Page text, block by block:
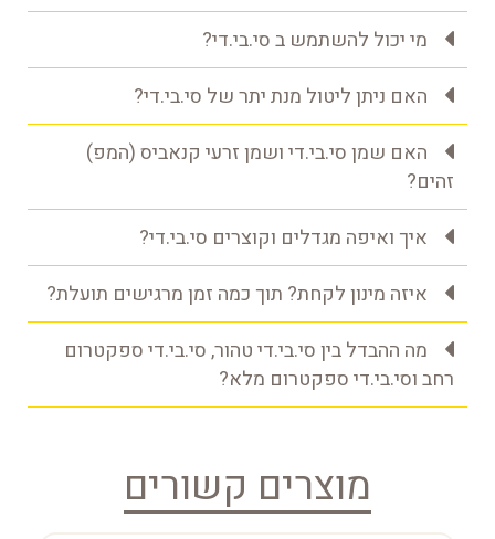
מי יכול להשתמש ב סי.בי.די?
האם ניתן ליטול מנת יתר של סי.בי.די?
האם שמן סי.בי.די ושמן זרעי קנאביס (המפ)
זהים?
איך ואיפה מגדלים וקוצרים סי.בי.די?
איזה מינון לקחת? תוך כמה זמן מרגישים תועלת?
מה ההבדל בין סי.בי.די טהור, סי.בי.די ספקטרום
רחב וסי.בי.די ספקטרום מלא?
מוצרים קשורים